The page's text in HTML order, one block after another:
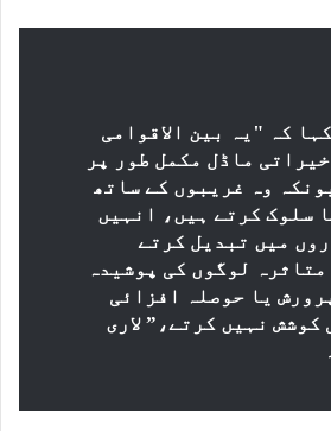
کہ "یہ بین الاقوامی
ماڈل مکمل طور پر
وہ غریبوں کے ساتھ
سلوک کرتے ہیں، انہیں
میں تبدیل کرتے
لوگوں کی پوشیدہ
یا حوصلہ افزائی
نہیں کرتے،” لاری